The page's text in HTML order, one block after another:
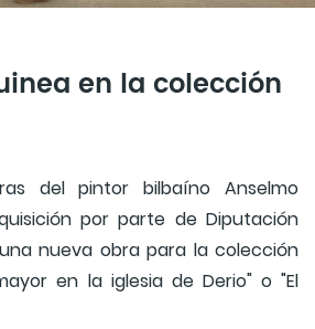
en la colección
del pintor bilbaíno Anselmo
por parte de Diputación
nueva obra para la colección
en la iglesia de Derio" o "El